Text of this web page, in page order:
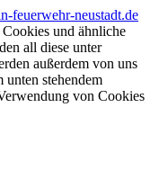
feuerwehr-neustadt.de
und ähnliche
all diese unter
außerdem von uns
stehendem
von Cookies